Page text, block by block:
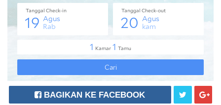
BAGIKAN KE FACEBOOK